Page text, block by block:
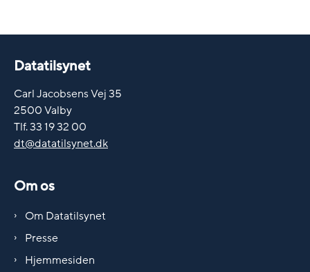
Datatilsynet
Carl Jacobsens Vej 35
2500 Valby
Tlf. 33 19 32 00
dt@datatilsynet.dk
Om os
Om Datatilsynet
Presse
Hjemmesiden